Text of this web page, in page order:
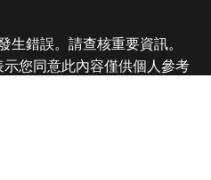
生錯誤。請查核重要資訊。
您同意此內容僅供個人參考